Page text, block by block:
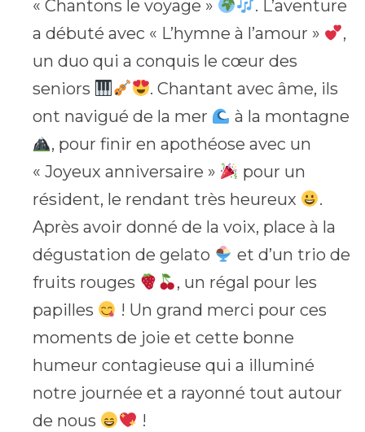
« Chantons le voyage »
. L’aventure
a débuté avec « L’hymne à l’amour »
,
un duo qui a conquis le cœur des
seniors
. Chantant avec âme, ils
ont navigué de la mer
à la montagne
, pour finir en apothéose avec un
« Joyeux anniversaire »
pour un
résident, le rendant très heureux
.
Après avoir donné de la voix, place à la
dégustation de gelato
et d’un trio de
fruits rouges
, un régal pour les
papilles
! Un grand merci pour ces
moments de joie et cette bonne
humeur contagieuse qui a illuminé
notre journée et a rayonné tout autour
de nous
!